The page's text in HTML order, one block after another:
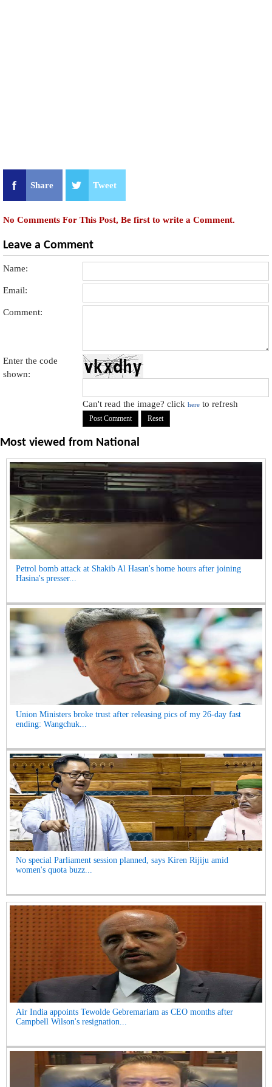
Share Tweet
No Comments For This Post, Be first to write a Comment.
Leave a Comment
Name:
Email:
Comment:
Enter the code
shown:
Can't read the image? clickhere to refresh
Most viewed from National
Petrol bomb attack at Shakib Al Hasan's home hours after joining
Hasina's presser...
Union Ministers broke trust after releasing pics of my 26-day fast
ending: Wangchuk...
No special Parliament session planned, says Kiren Rijiju amid
women's quota buzz...
Air India appoints Tewolde Gebremariam as CEO months after
Campbell Wilson's resignation...